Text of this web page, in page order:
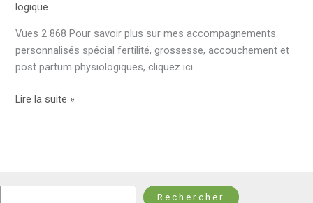
logique
Vues 2 868 Pour savoir plus sur mes accompagnements
personnalisés spécial fertilité, grossesse, accouchement et
post partum physiologiques, cliquez ici
Lire la suite »
Rechercher
Rechercher